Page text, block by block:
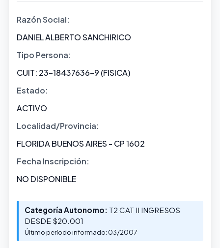
Razón Social:
DANIEL ALBERTO SANCHIRICO
Tipo Persona:
CUIT: 23-18437636-9 (FISICA)
Estado:
ACTIVO
Localidad/Provincia:
FLORIDA BUENOS AIRES - CP 1602
Fecha Inscripción:
NO DISPONIBLE
Categoría Autonomo: T2 CAT II INGRESOS
DESDE $20.001
Último período informado: 03/2007